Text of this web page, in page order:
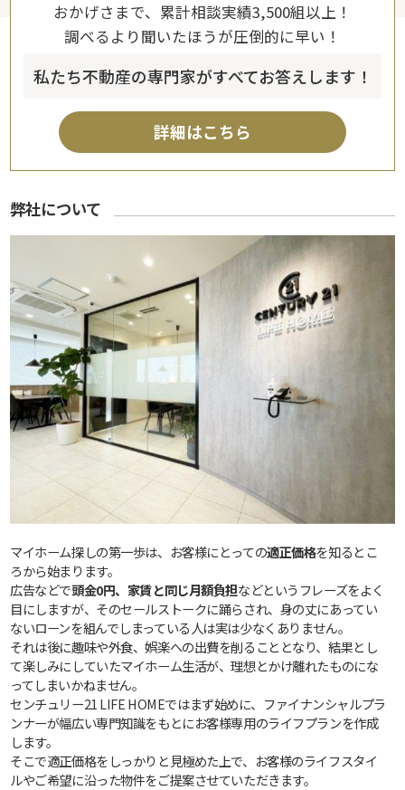
おかげさまで、累計相談実績3,500組以上！
調べるより聞いたほうが圧倒的に早い！
私たち不動産の専門家がすべてお答えします！
詳細はこちら
弊社について
マイホーム探しの第一歩は、お客様にとっての適正価格を知るとこ
ろから始まります。
広告などで頭金0円、家賃と同じ月額負担などというフレーズをよく
目にしますが、そのセールストークに踊らされ、身の丈にあってい
ないローンを組んでしまっている人は実は少なくありません。
それは後に趣味や外食、娯楽への出費を削ることとなり、結果とし
て楽しみにしていたマイホーム生活が、理想とかけ離れたものにな
ってしまいかねません。
センチュリー21 LIFE HOMEではまず始めに、ファイナンシャルプラ
ンナーが幅広い専門知識をもとにお客様専用のライフプランを作成
します。
そこで適正価格をしっかりと見極めた上で、お客様のライフスタイ
ルやご希望に沿った物件をご提案させていただきます。